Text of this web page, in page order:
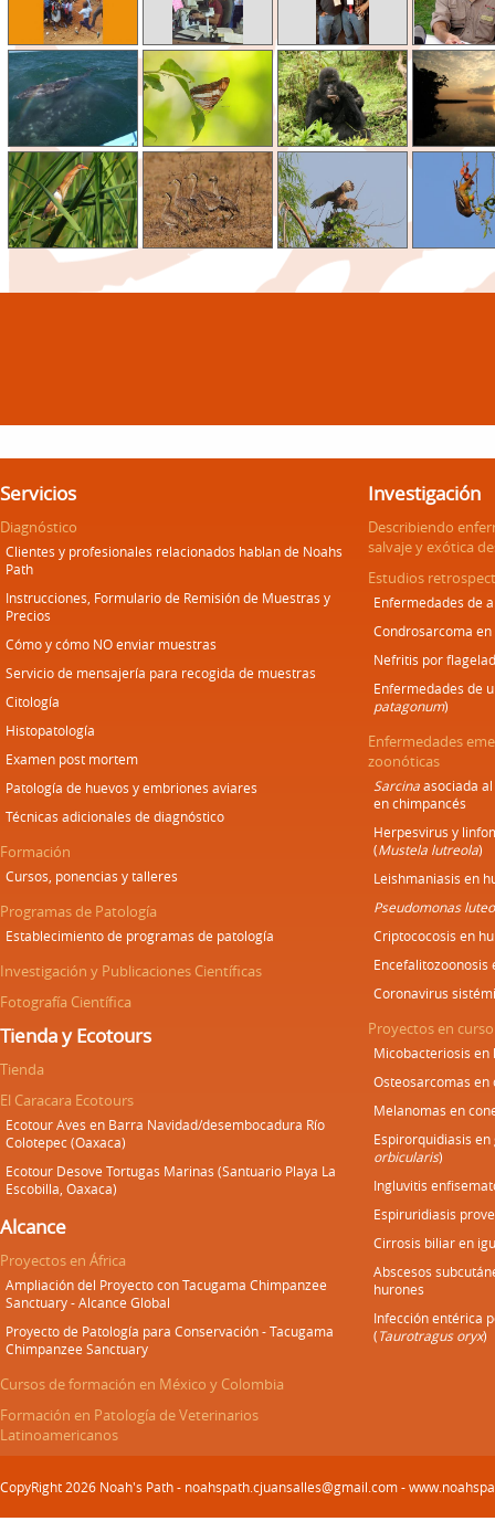
Servicios
Diagnóstico
Clientes y profesionales relacionados hablan de Noahs
Path
Instrucciones, Formulario de Remisión de Muestras y
Precios
Cómo y cómo NO enviar muestras
Servicio de mensajería para recogida de muestras
Citología
Histopatología
Examen post mortem
Patología de huevos y embriones aviares
Técnicas adicionales de diagnóstico
Formación
Cursos, ponencias y talleres
Programas de Patología
Establecimiento de programas de patología
Investigación y Publicaciones Científicas
Fotografía Científica
Tienda y Ecotours
Tienda
El Caracara Ecotours
Ecotour Aves en Barra Navidad/desembocadura Río
Colotepec (Oaxaca)
Ecotour Desove Tortugas Marinas (Santuario Playa La
Escobilla, Oaxaca)
Alcance
Proyectos en África
Ampliación del Proyecto con Tacugama Chimpanzee
Sanctuary - Alcance Global
Proyecto de Patología para Conservación - Tacugama
Chimpanzee Sanctuary
Cursos de formación en México y Colombia
Formación en Patología de Veterinarios
Latinoamericanos
Investigación
Describiendo
salvaje y exótica
Estudios
Enfermedades de
Condrosarcoma en
Nefritis por
Enfermedades de
patagonum)
Enfermedades
zoonóticas
Sarcinaasociada
en chimpancés
Herpesvirus y
(Mustela lutreola)
Leishmaniasis en
Pseudomonas
Criptococosis en
Coronavirus
Proyectos en curso
Micobacteriosis en
Osteosarcomas en
Melanomas en
Espirorquidiasis
orbicularis)
Ingluvitis
Espiruridiasis
Cirrosis biliar en
Abscesos
hurones
Infección entérica
(Taurotragus oryx)
CopyRight 2026 Noah's Path - noahspath.cjuansalles@gmail.com -